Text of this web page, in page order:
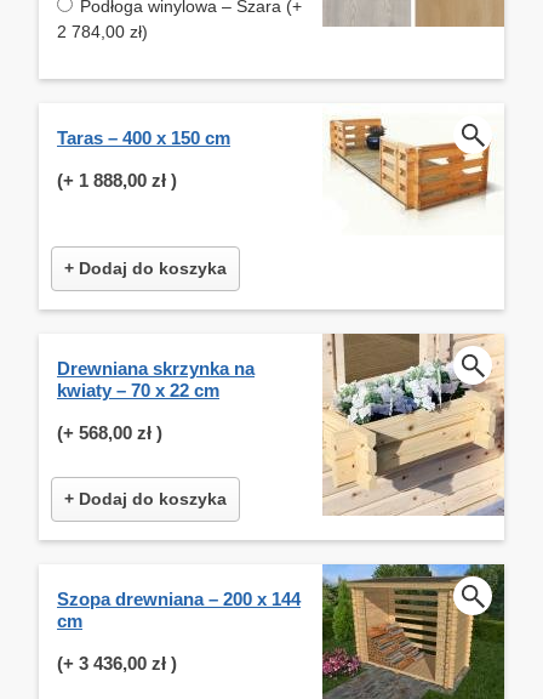
Podłoga winylowa – Szara (+
2 784,00 zł)
Taras – 400 x 150 cm
(+ 1 888,00 zł )
+ Dodaj do koszyka
Drewniana skrzynka na
kwiaty – 70 x 22 cm
(+ 568,00 zł )
+ Dodaj do koszyka
Szopa drewniana – 200 x 144
cm
(+ 3 436,00 zł )